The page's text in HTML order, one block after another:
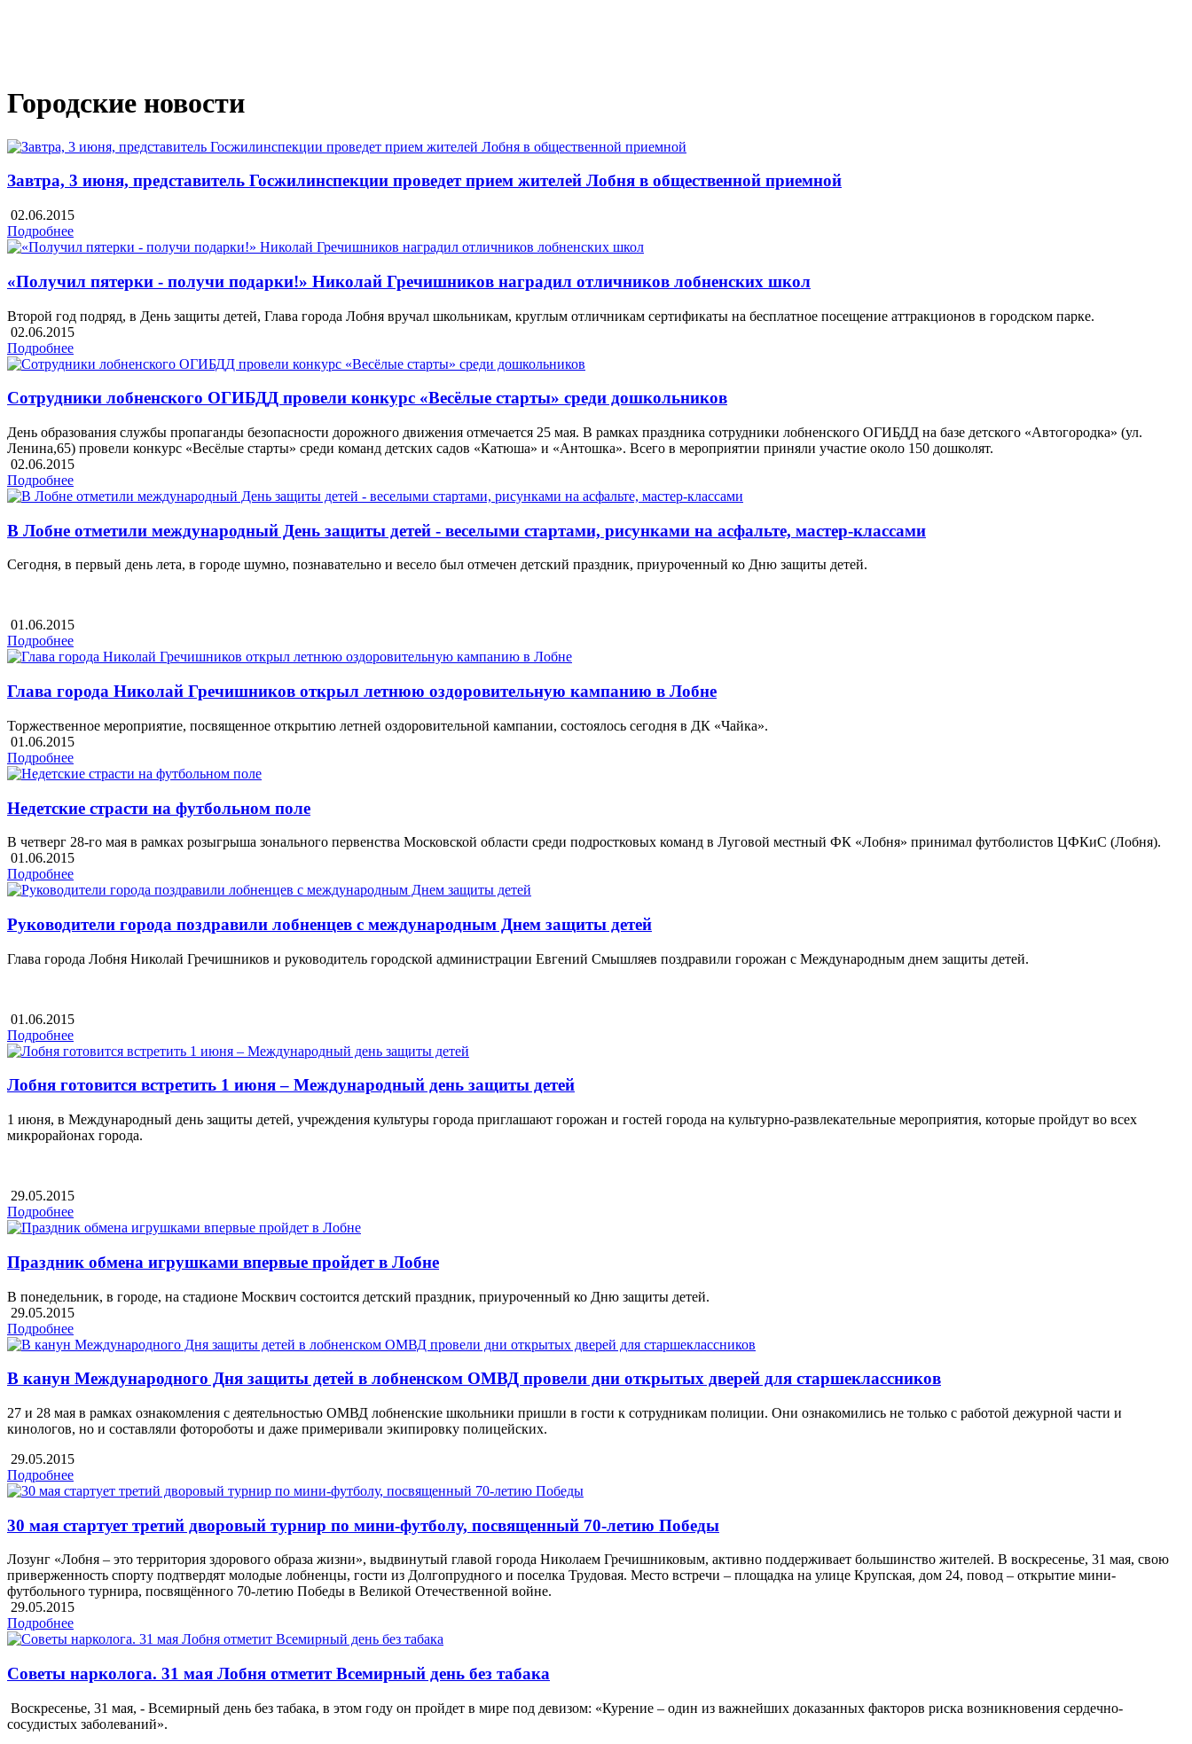
Городские новости
Завтра, 3 июня, представитель Госжилинспекции проведет прием жителей Лобня в общественной приемной
02.06.2015
Подробнее
«Получил пятерки - получи подарки!» Николай Гречишников наградил отличников лобненских школ
Второй год подряд, в День защиты детей, Глава города Лобня вручал школьникам, круглым отличникам сертификаты на бесплатное посещение аттракционов в городском парке.
02.06.2015
Подробнее
Сотрудники лобненского ОГИБДД провели конкурс «Весёлые старты» среди дошкольников
День образования службы пропаганды безопасности дорожного движения отмечается 25 мая. В рамках праздника сотрудники лобненского ОГИБДД на базе детского «Автогородка» (ул.
Ленина,65) провели конкурс «Весёлые старты» среди команд детских садов «Катюша» и «Антошка». Всего в мероприятии приняли участие около 150 дошколят.
02.06.2015
Подробнее
В Лобне отметили международный День защиты детей - веселыми стартами, рисунками на асфальте, мастер-классами
Сегодня, в первый день лета, в городе шумно, познавательно и весело был отмечен детский праздник, приуроченный ко Дню защиты детей.
01.06.2015
Подробнее
Глава города Николай Гречишников открыл летнюю оздоровительную кампанию в Лобне
Торжественное мероприятие, посвященное открытию летней оздоровительной кампании, состоялось сегодня в ДК «Чайка».
01.06.2015
Подробнее
Недетские страсти на футбольном поле
В четверг 28-го мая в рамках розыгрыша зонального первенства Московской области среди подростковых команд в Луговой местный ФК «Лобня» принимал футболистов ЦФКиС (Лобня).
01.06.2015
Подробнее
Руководители города поздравили лобненцев с международным Днем защиты детей
Глава города Лобня Николай Гречишников и руководитель городской администрации Евгений Смышляев поздравили горожан с Международным днем защиты детей.
01.06.2015
Подробнее
Лобня готовится встретить 1 июня – Международный день защиты детей
1 июня, в Международный день защиты детей, учреждения культуры города приглашают горожан и гостей города на культурно-развлекательные мероприятия, которые пройдут во всех
микрорайонах города.
29.05.2015
Подробнее
Праздник обмена игрушками впервые пройдет в Лобне
В понедельник, в городе, на стадионе Москвич состоится детский праздник, приуроченный ко Дню защиты детей.
29.05.2015
Подробнее
В канун Международного Дня защиты детей в лобненском ОМВД провели дни открытых дверей для старшеклассников
27 и 28 мая в рамках ознакомления с деятельностью ОМВД лобненские школьники пришли в гости к сотрудникам полиции. Они ознакомились не только с работой дежурной части и
кинологов, но и составляли фотороботы и даже примеривали экипировку полицейских.
29.05.2015
Подробнее
30 мая стартует третий дворовый турнир по мини-футболу, посвященный 70-летию Победы
Лозунг «Лобня – это территория здорового образа жизни», выдвинутый главой города Николаем Гречишниковым, активно поддерживает большинство жителей. В воскресенье, 31 мая, свою
приверженность спорту подтвердят молодые лобненцы, гости из Долгопрудного и поселка Трудовая. Место встречи – площадка на улице Крупская, дом 24, повод – открытие мини-
футбольного турнира, посвящённого 70-летию Победы в Великой Отечественной войне.
29.05.2015
Подробнее
Советы нарколога. 31 мая Лобня отметит Всемирный день без табака
Воскресенье, 31 мая, - Всемирный день без табака, в этом году он пройдет в мире под девизом: «Курение – один из важнейших доказанных факторов риска возникновения сердечно-
сосудистых заболеваний».